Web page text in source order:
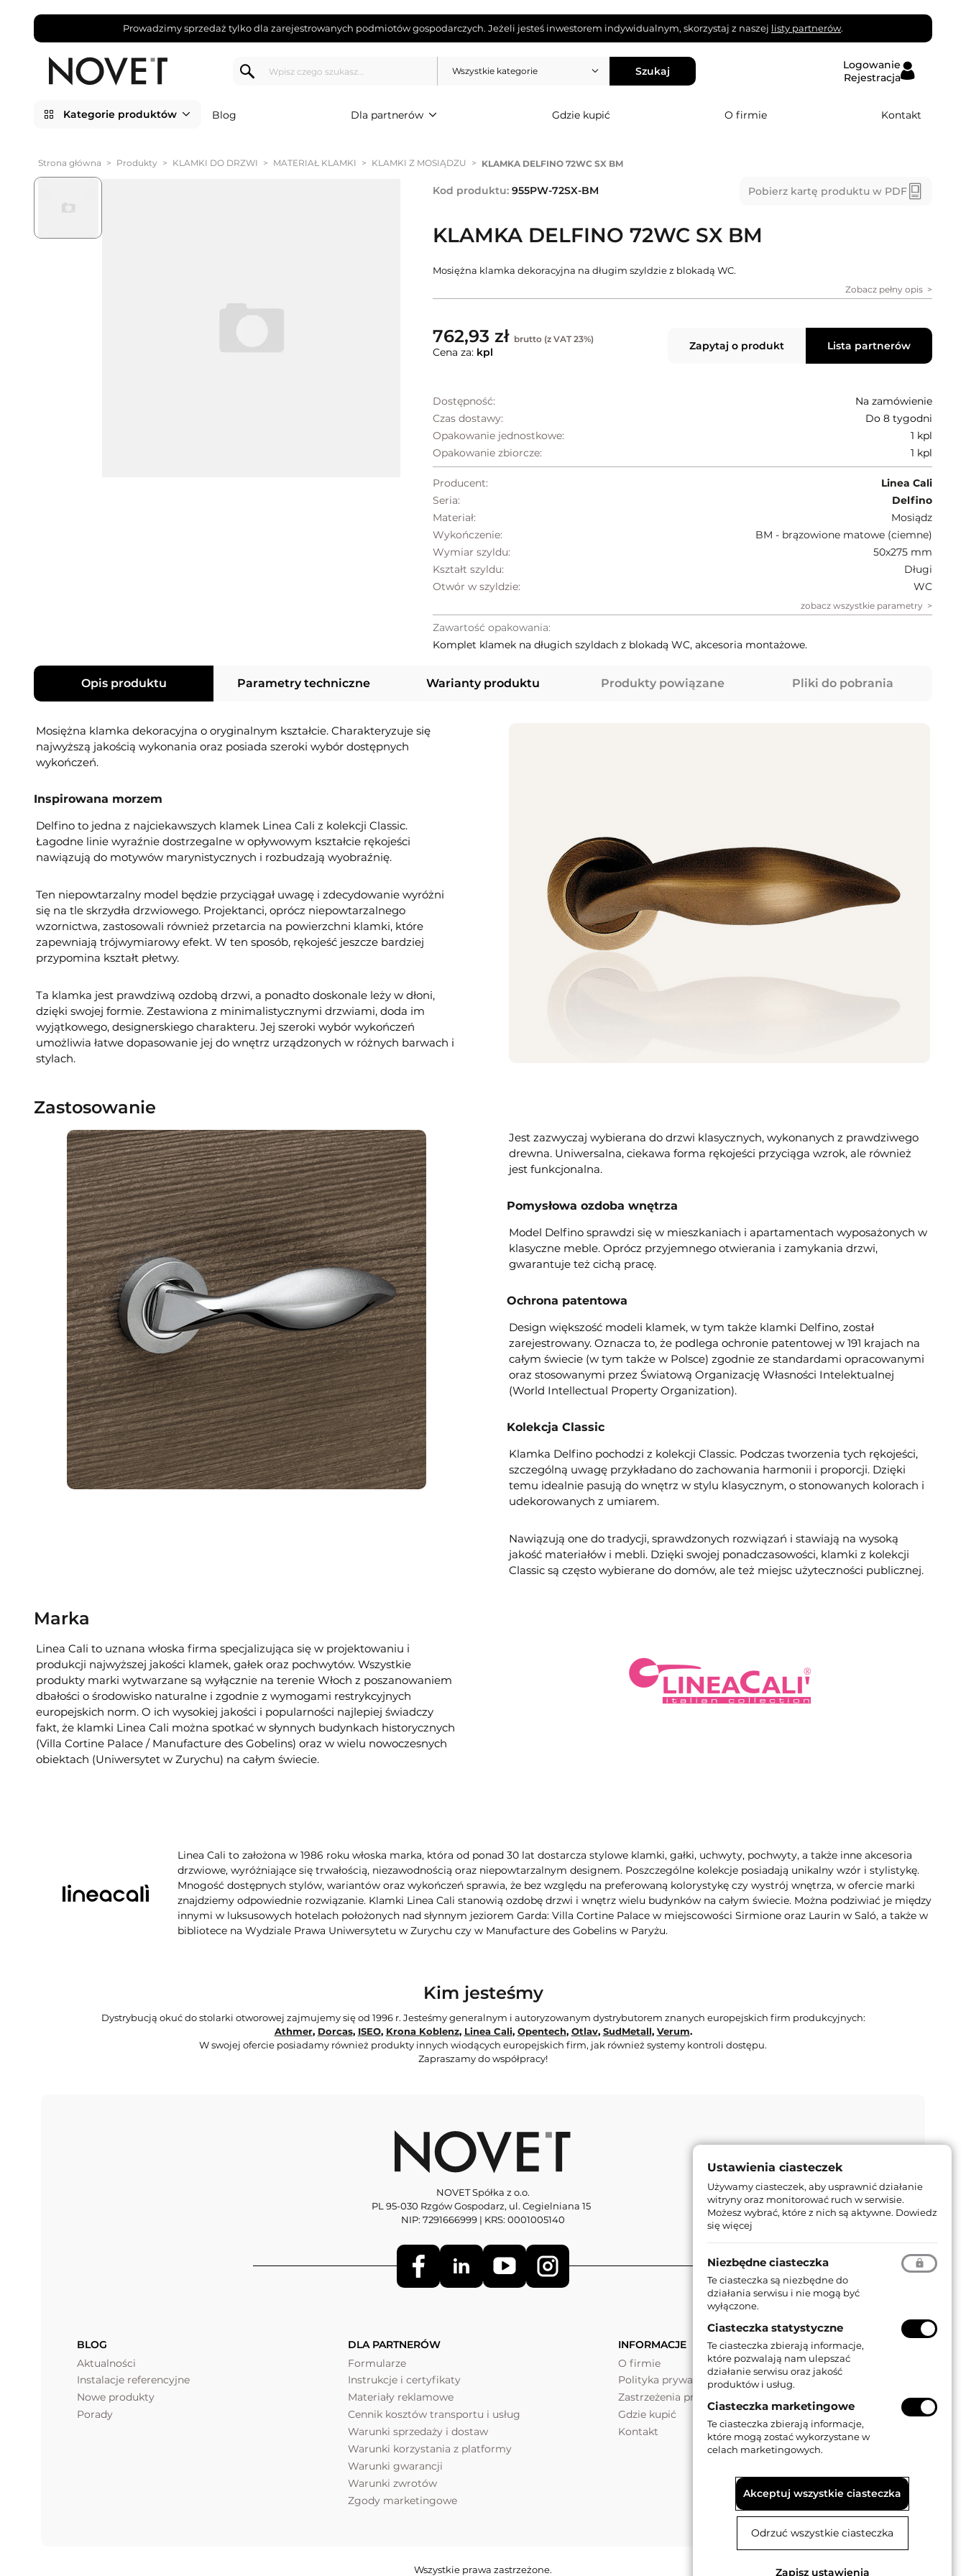
Prowadzimy sprzedaż tylko dla zarejestrowanych podmiotów gospodarczych. Jeżeli jesteś inwestorem indywidualnym, skorzystaj z naszej listy partnerów.
Wszystkie kategorie Szukaj
Logowanie
Rejestracja
Kategorie produktów Blog Dla partnerów Gdzie kupić O firmie Kontakt
Strona główna > Produkty > KLAMKI DO DRZWI > MATERIAŁ KLAMKI > KLAMKI Z MOSIĄDZU > KLAMKA DELFINO 72WC SX BM
Kod produktu: 955PW-72SX-BM Pobierz kartę produktu w PDF
KLAMKA DELFINO 72WC SX BM
Mosiężna klamka dekoracyjna na długim szyldzie z blokadą WC.
Zobacz pełny opis
762,93 zł brutto (z VAT 23%)
Cena za: kpl Zapytaj o produkt Lista partnerów
Dostępność:
Na zamówienie
Czas dostawy:
Do 8 tygodni
Opakowanie jednostkowe:
1 kpl
Opakowanie zbiorcze:
1 kpl
Producent:
Linea Cali
Seria:
Delfino
Materiał:
Mosiądz
Wykończenie:
BM - brązowione matowe (ciemne)
Wymiar szyldu:
50x275 mm
Kształt szyldu:
Długi
Otwór w szyldzie:
WC
zobacz wszystkie parametry
Zawartość opakowania:
Komplet klamek na długich szyldach z blokadą WC, akcesoria montażowe.
Opis produktu Parametry techniczne Warianty produktu Produkty powiązane Pliki do pobrania
Mosiężna klamka dekoracyjna o oryginalnym kształcie. Charakteryzuje się
najwyższą jakością wykonania oraz posiada szeroki wybór dostępnych
wykończeń.
Inspirowana morzem
Delfino to jedna z najciekawszych klamek Linea Cali z kolekcji Classic.
Łagodne linie wyraźnie dostrzegalne w opływowym kształcie rękojeści
nawiązują do motywów marynistycznych i rozbudzają wyobraźnię.
Ten niepowtarzalny model będzie przyciągał uwagę i zdecydowanie wyróżni
się na tle skrzydła drzwiowego. Projektanci, oprócz niepowtarzalnego
wzornictwa, zastosowali również przetarcia na powierzchni klamki, które
zapewniają trójwymiarowy efekt. W ten sposób, rękojeść jeszcze bardziej
przypomina kształt płetwy.
Ta klamka jest prawdziwą ozdobą drzwi, a ponadto doskonale leży w dłoni,
dzięki swojej formie. Zestawiona z minimalistycznymi drzwiami, doda im
wyjątkowego, designerskiego charakteru. Jej szeroki wybór wykończeń
umożliwia łatwe dopasowanie jej do wnętrz urządzonych w różnych barwach i
stylach.
Zastosowanie
Jest zazwyczaj wybierana do drzwi klasycznych, wykonanych z prawdziwego
drewna. Uniwersalna, ciekawa forma rękojeści przyciąga wzrok, ale również
jest funkcjonalna.
Pomysłowa ozdoba wnętrza
Model Delfino sprawdzi się w mieszkaniach i apartamentach wyposażonych w
klasyczne meble. Oprócz przyjemnego otwierania i zamykania drzwi,
gwarantuje też cichą pracę.
Ochrona patentowa
Design większość modeli klamek, w tym także klamki Delfino, został
zarejestrowany. Oznacza to, że podlega ochronie patentowej w 191 krajach na
całym świecie (w tym także w Polsce) zgodnie ze standardami opracowanymi
oraz stosowanymi przez Światową Organizację Własności Intelektualnej
(World Intellectual Property Organization).
Kolekcja Classic
Klamka Delfino pochodzi z kolekcji Classic. Podczas tworzenia tych rękojeści,
szczególną uwagę przykładano do zachowania harmonii i proporcji. Dzięki
temu idealnie pasują do wnętrz w stylu klasycznym, o stonowanych kolorach i
udekorowanych z umiarem.
Nawiązują one do tradycji, sprawdzonych rozwiązań i stawiają na wysoką
jakość materiałów i mebli. Dzięki swojej ponadczasowości, klamki z kolekcji
Classic są często wybierane do domów, ale też miejsc użyteczności publicznej.
Marka
Linea Cali to uznana włoska firma specjalizująca się w projektowaniu i
produkcji najwyższej jakości klamek, gałek oraz pochwytów. Wszystkie
produkty marki wytwarzane są wyłącznie na terenie Włoch z poszanowaniem
dbałości o środowisko naturalne i zgodnie z wymogami restrykcyjnych
europejskich norm. O ich wysokiej jakości i popularności najlepiej świadczy
fakt, że klamki Linea Cali można spotkać w słynnych budynkach historycznych
(Villa Cortine Palace / Manufacture des Gobelins) oraz w wielu nowoczesnych
obiektach (Uniwersytet w Zurychu) na całym świecie.
Linea Cali to założona w 1986 roku włoska marka, która od ponad 30 lat dostarcza stylowe klamki, gałki, uchwyty, pochwyty, a także inne akcesoria
drzwiowe, wyróżniające się trwałością, niezawodnością oraz niepowtarzalnym designem. Poszczególne kolekcje posiadają unikalny wzór i stylistykę.
Mnogość dostępnych stylów, wariantów oraz wykończeń sprawia, że bez względu na preferowaną kolorystykę czy wystrój wnętrza, w ofercie marki
znajdziemy odpowiednie rozwiązanie. Klamki Linea Cali stanowią ozdobę drzwi i wnętrz wielu budynków na całym świecie. Można podziwiać je między
innymi w luksusowych hotelach położonych nad słynnym jeziorem Garda: Villa Cortine Palace w miejscowości Sirmione oraz Laurin w Saló, a także w
bibliotece na Wydziale Prawa Uniwersytetu w Zurychu czy w Manufacture des Gobelins w Paryżu.
Kim jesteśmy
Dystrybucją okuć do stolarki otworowej zajmujemy się od 1996 r. Jesteśmy generalnym i autoryzowanym dystrybutorem znanych europejskich firm produkcyjnych:
Athmer, Dorcas, ISEO, Krona Koblenz, Linea Cali, Opentech, Otlav, SudMetall, Verum.
W swojej ofercie posiadamy również produkty innych wiodących europejskich firm, jak również systemy kontroli dostępu.
Zapraszamy do współpracy!
NOVET Spółka z o.o.
PL 95-030 Rzgów Gospodarz, ul. Cegielniana 15
NIP: 7291666999 | KRS: 0001005140
BLOG
Aktualności
Instalacje referencyjne
Nowe produkty
Porady
DLA PARTNERÓW
Formularze
Instrukcje i certyfikaty
Materiały reklamowe
Cennik kosztów transportu i usług
Warunki sprzedaży i dostaw
Warunki korzystania z platformy
Warunki gwarancji
Warunki zwrotów
Zgody marketingowe
INFORMACJE
O firmie
Polityka prywatności
Zastrzeżenia prawne
Gdzie kupić
Kontakt
Wszystkie prawa zastrzeżone.
Ustawienia ciasteczek
Używamy ciasteczek, aby usprawnić działanie
witryny oraz monitorować ruch w serwisie.
Możesz wybrać, które z nich są aktywne. Dowiedz
się więcej
Niezbędne ciasteczka
Te ciasteczka są niezbędne do
działania serwisu i nie mogą być
wyłączone.
Ciasteczka statystyczne
Te ciasteczka zbierają informacje,
które pozwalają nam ulepszać
działanie serwisu oraz jakość
produktów i usług.
Ciasteczka marketingowe
Te ciasteczka zbierają informacje,
które mogą zostać wykorzystane w
celach marketingowych.
Akceptuj wszystkie ciasteczka
Odrzuć wszystkie ciasteczka
Zapisz ustawienia